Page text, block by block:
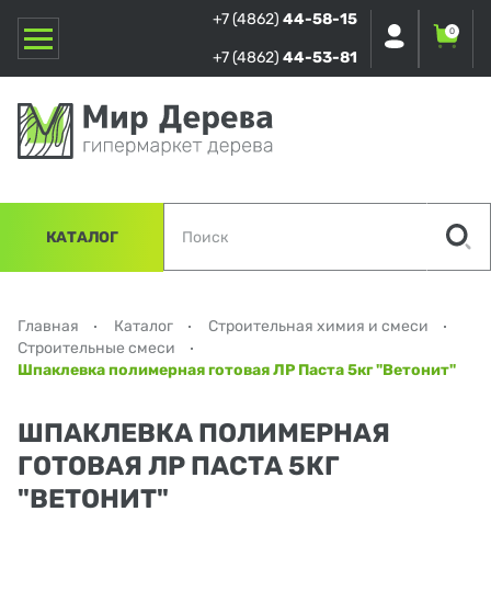
+7 (4862) 44-58-15
+7 (4862) 44-53-81
0
КАТАЛОГ
Главная Каталог
Строительная химия и смеси
Строительные смеси
Шпаклевка полимерная готовая ЛР Паста 5кг "Ветонит"
ШПАКЛЕВКА ПОЛИМЕРНАЯ
ГОТОВАЯ ЛР ПАСТА 5КГ
"ВЕТОНИТ"